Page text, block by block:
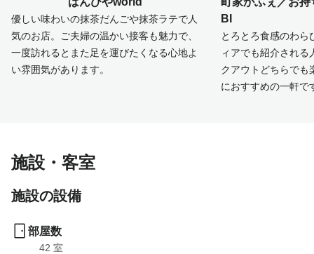
優しい味わいの抹茶だんごや抹茶ラテで人
気のお店。ご夫婦の温かい接客も魅力で、
一度訪れるとまた足を運びたくなる心地よ
い雰囲気があります。
BI
とろとろ食感のわら
ィアでも紹介される
クアウトどちらでも
におすすめの一軒で
施設・客室
施設の設備
部屋数
42 室